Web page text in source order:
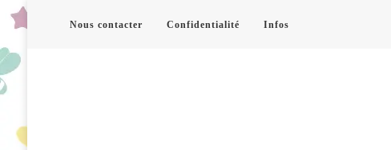
Nous contacter Confidentialité Infos